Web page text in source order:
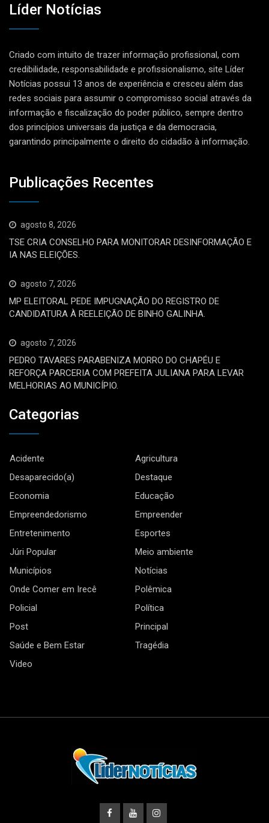
Líder Notícias
Criado com intuito de trazer informação profissional, com
credibilidade, responsabilidade e profissionalismo, site Líder
Notícias possui 13 anos de experiência e cresceu além das
redes sociais para assumir o compromisso social através da
informação e fiscalização do poder público, sempre dentro
dos princípios universais da justiça e da democracia,
garantindo principalmente o direito do cidadão à informação.
Publicações Recentes
agosto 8, 2026
TSE CRIA CONSELHO PARA MONITORAR DESINFORMAÇÃO E
IA NAS ELEIÇÕES.
agosto 7, 2026
MP ELEITORAL PEDE IMPUGNAÇÃO DO REGISTRO DE
CANDIDATURA À REELEIÇÃO DE BINHO GALINHA.
agosto 7, 2026
PEDRO TAVARES PARABENIZA MORRO DO CHAPÉU E
REFORÇA PARCERIA COM PREFEITA JULIANA PARA LEVAR
MELHORIAS AO MUNICÍPIO.
Categorias
Acidente
Agricultura
Desaparecido(a)
Destaque
Economia
Educação
Empreendedorismo
Empreender
Entretenimento
Esportes
Júri Popular
Meio ambiente
Municípios
Notícias
Onde Comer em Irecê
Polêmica
Policial
Política
Post
Principal
Saúde e Bem Estar
Tragédia
Video